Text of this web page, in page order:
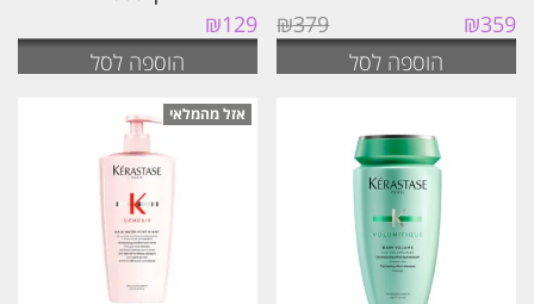
₪379
המחיר
המקורי
₪359
הנוכחי
הוא:הוספה לסל
₪129
הוספה לסל